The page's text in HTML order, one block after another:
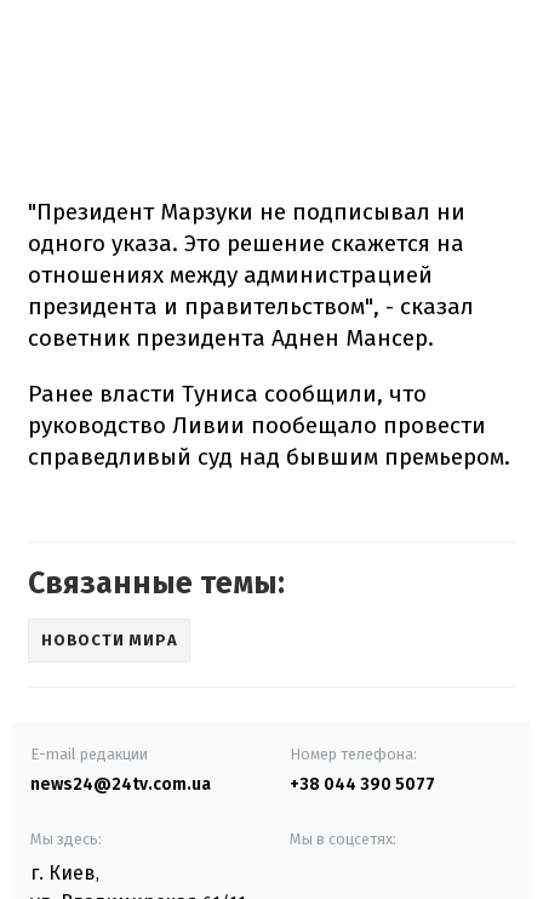
"Президент Марзуки не подписывал ни
одного указа. Это решение скажется на
отношениях между администрацией
президента и правительством", - сказал
советник президента Аднен Мансер.
Ранее власти Туниса сообщили, что
руководство Ливии пообещало провести
справедливый суд над бывшим премьером.
Связанные темы:
НОВОСТИ МИРА
E-mail редакции
news24@24tv.com.ua
Номер телефона:
+38 044 390 5077
Мы здесь:
г. Киев,
Мы в соцсетях: